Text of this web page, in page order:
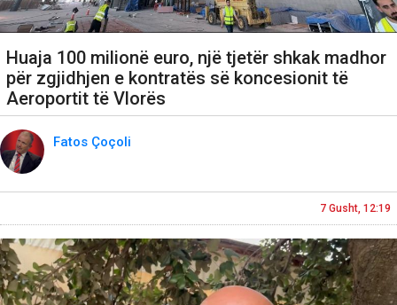
Huaja 100 milionë euro, një tjetër shkak madhor
për zgjidhjen e kontratës së koncesionit të
Aeroportit të Vlorës
Fatos Çoçoli
7 Gusht, 12:19